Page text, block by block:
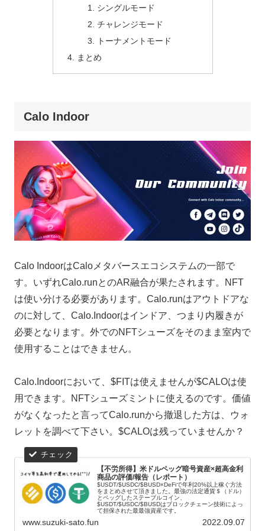
シングルモード
チャレンジモード
トーナメントモード
まとめ
Calo Indoor
Calo IndoorはCaloメタバースエコシステムの一部で
す。いずれCalo.runとのAR融合が果たされます。NFT
は使い分ける必要があります。Calo.runはアウトドアな
のに対して、Calo.Indoorはインドア、つまり内履きが
必要となります。外でのNFTシューズをそのまま室内で
使用することはできません。
Calo.Indoorにおいて、$FITは使えませんが$CALOは使
用できます。NFTシューズミントに使えるのです。価値
がなくなったと言ってCalo.runから撤退した方は、ウォ
レットを調べて下さい。$CALOは残っていませんか？
【不労所得】米ドルペッグ暗号資産×超高金利
商品の評価/報告（レポート）
$USDT/$USDC/$BUSD×DeFiで年利20%以上稼ぐ方法
をまとめさせて頂きました。最強の法定通貨＄（ドル）
とペッグしたステーブルコイン、
$USDT/$USDC/$BUSDはブロックチェーン技術によっ
て担保された最最強資産です。
www.suzuki-sato.fun 2022.09.07